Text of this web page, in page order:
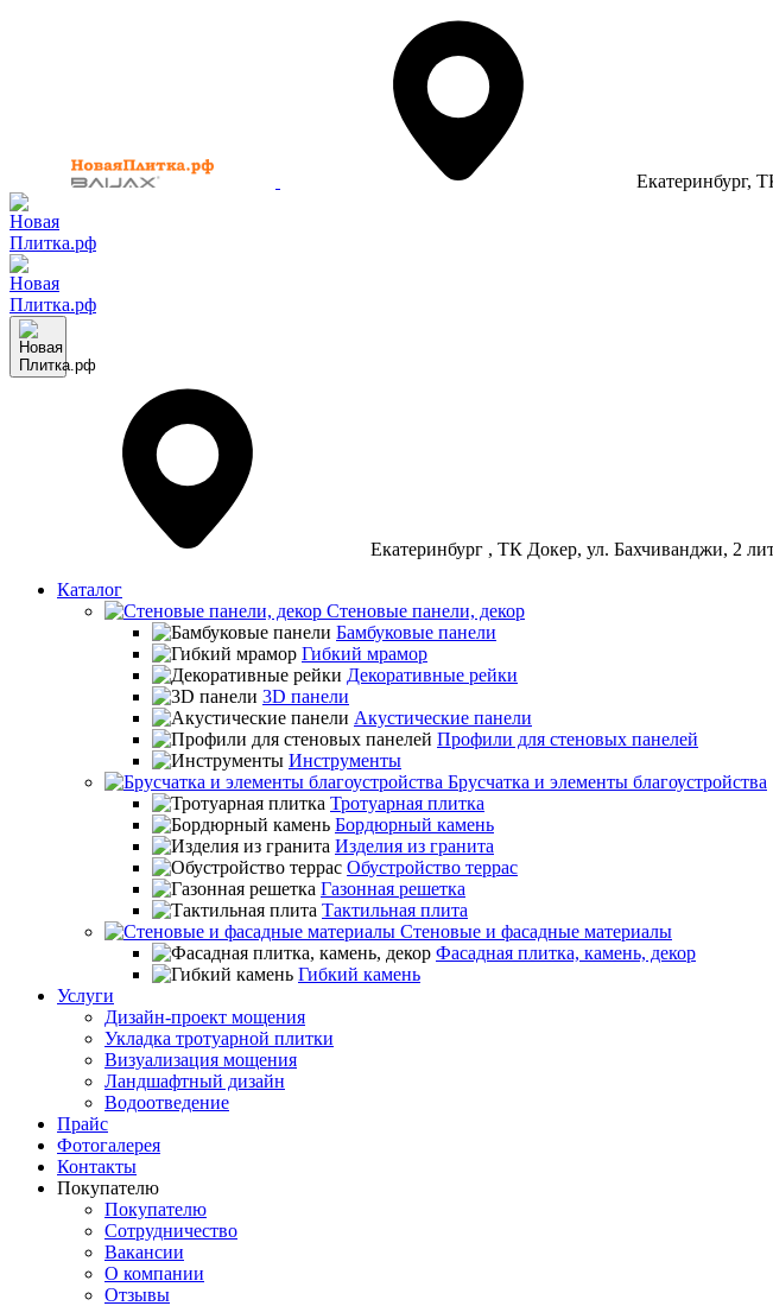
Екатеринбург,
Екатеринбург , ТК Докер, ул. Бахчиванджи, 2
Каталог
Стеновые панели, декор
Бамбуковые панели
Гибкий мрамор
Декоративные рейки
3D панели
Акустические панели
Профили для стеновых панелей
Инструменты
Брусчатка и элементы благоустройства
Тротуарная плитка
Бордюрный камень
Изделия из гранита
Обустройство террас
Газонная решетка
Тактильная плита
Стеновые и фасадные материалы
Фасадная плитка, камень, декор
Гибкий камень
Услуги
Дизайн-проект мощения
Укладка тротуарной плитки
Визуализация мощения
Ландшафтный дизайн
Водоотведение
Прайс
Фотогалерея
Контакты
Покупателю
Покупателю
Сотрудничество
Вакансии
О компании
Отзывы